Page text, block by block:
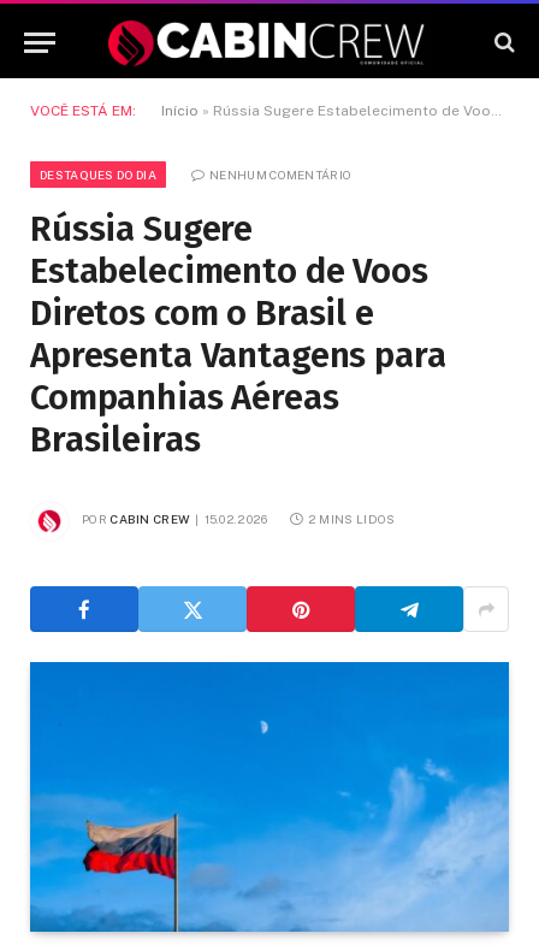
VOCÊ ESTÁ EM: Início » Rússia Sugere Estabelecimento de Voos Diretos com o Brasil e Apresenta Vantagens para Companhias Aéreas Brasileiras
DESTAQUES DO DIA NENHUM COMENTÁRIO
Rússia Sugere
Estabelecimento de Voos
Diretos com o Brasil e
Apresenta Vantagens para
Companhias Aéreas
Brasileiras
POR CABIN CREW 15.02.2026 2 MINS LIDOS